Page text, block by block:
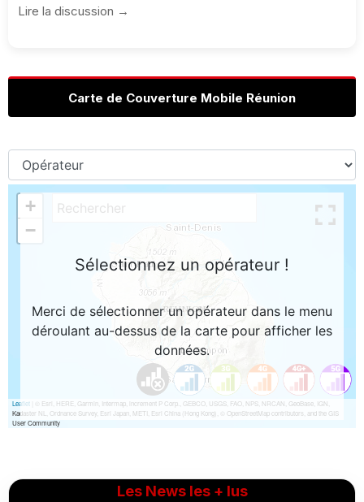
Lire la discussion →
Carte de Couverture Mobile Réunion
Les News les + lus